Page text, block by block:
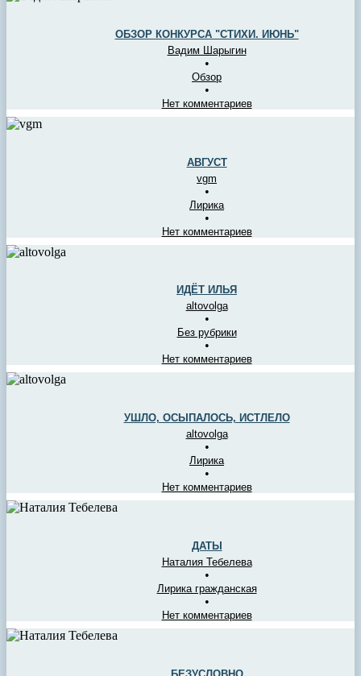
ОБЗОР КОНКУРСА "СТИХИ. ИЮНЬ"
Вадим Шарыгин
•
Обзор
•
Нет комментариев
АВГУСТ
vgm
•
Лирика
•
Нет комментариев
ИДЁТ ИЛЬЯ
altovolga
•
Без рубрики
•
Нет комментариев
УШЛО, ОСЫПАЛОСЬ, ИСТЛЕЛО
altovolga
•
Лирика
•
Нет комментариев
ДАТЫ
Наталия Тебелева
•
Лирика гражданская
•
Нет комментариев